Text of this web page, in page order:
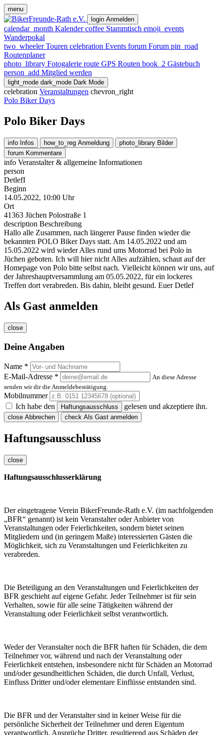
menu
login Anmelden
calendar_month Kalender coffee Stammtisch emoji_events
Wanderpokal
two_wheeler Touren celebration Events forum Forum pin_road
Routenplaner
photo_library Fotogalerie route GPS Routen book_2 Gästebuch
person_add Mitglied werden
light_mode dark_mode Dark Mode
celebration Veranstaltungen chevron_right
Polo Biker Days
Polo Biker Days
info Infos how_to_reg Anmeldung photo_library Bilder
forum Kommentare
info Veranstalter & allgemeine Informationen
person
DetlefI
Beginn
14.05.2022, 10:00 Uhr
Ort
41363 Jüchen Polostraße 1
description Beschreibung
Hallo alle Zusammen, nach längerer Pause finden wieder die
bekannten POLO Biker Days statt. Am 14.05.2022 und am
15.05.2022 wird wieder Alles rund ums Motorrad bei Polo in
Jüchen geboten. Ich will hier nicht Alles aufzählen, schaut auf der
Homepage von Polo bitte selbst nach. Vielleicht können wir uns, auf
der Jahreshauptversammlung am 05.05.2022, für ein lockeres
Treffen dort verabreden. Bis dahin, bleibt gesund. Euer Detlef
Als Gast anmelden
close
Deine Angaben
Name *
E-Mail-Adresse *
An diese Adresse
senden wir dir die Anmeldebestätigung.
Mobilnummer
Ich habe den
Haftungsausschluss gelesen und akzeptiere ihn.
close Abbrechen check Als Gast anmelden
Haftungsausschluss
close
Haftungsausschlusserklärung
Der eingetragene Verein BikerFreunde-Rath e.V. (im nachfolgenden
„BFR“ genannt) ist kein Veranstalter oder Anbieter von
Veranstaltungen oder Feierlichkeiten, sondern bietet seinen
Mitgliedern und (in geringem Maße) interessierten Gästen die
Möglichkeit, sich zu Veranstaltungen und Feierlichkeiten zu
verabreden.
Die Beteiligung an den Veranstaltungen und Feierlichkeiten der
BFR geschieht auf eigene Gefahr. Jeder Teilnehmer ist für sein
Verhalten, sowie für alle seine Tätigkeiten während der
Veranstaltung oder Feierlichkeit selbst verantwortlich.
Weder der Veranstalter noch die BFR haften für Schäden, die dem
Teilnehmer vor, während und nach der Veranstaltung oder
Feierlichkeit entstehen, insbesondere nicht für Schäden an Motorrad
und/oder gesundheitlichen Schäden, die durch Unfall, Verlust,
Einfluss Dritter und/oder elementare Einflüsse entstanden sind.
Die BFR und der Veranstalter sind in keiner Weise für die
persönliche Sicherheit der Teilnehmer und deren Eigentum
verantwortlich. Ansprüche Dritter, resultierend aus Schäden der